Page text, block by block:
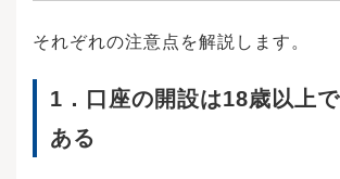
イフプランの作成には、以下のような3つのステ
ップがあります。まず、将来起こると予想され
始めます。次にライフイベントが起こるタイミ
ングを時系列で整理し、必要となる費用を算出
しましょう。それぞれのステップについて、具
それぞれの注意点を解説します。
1． 口座の開設は18歳以上
ある